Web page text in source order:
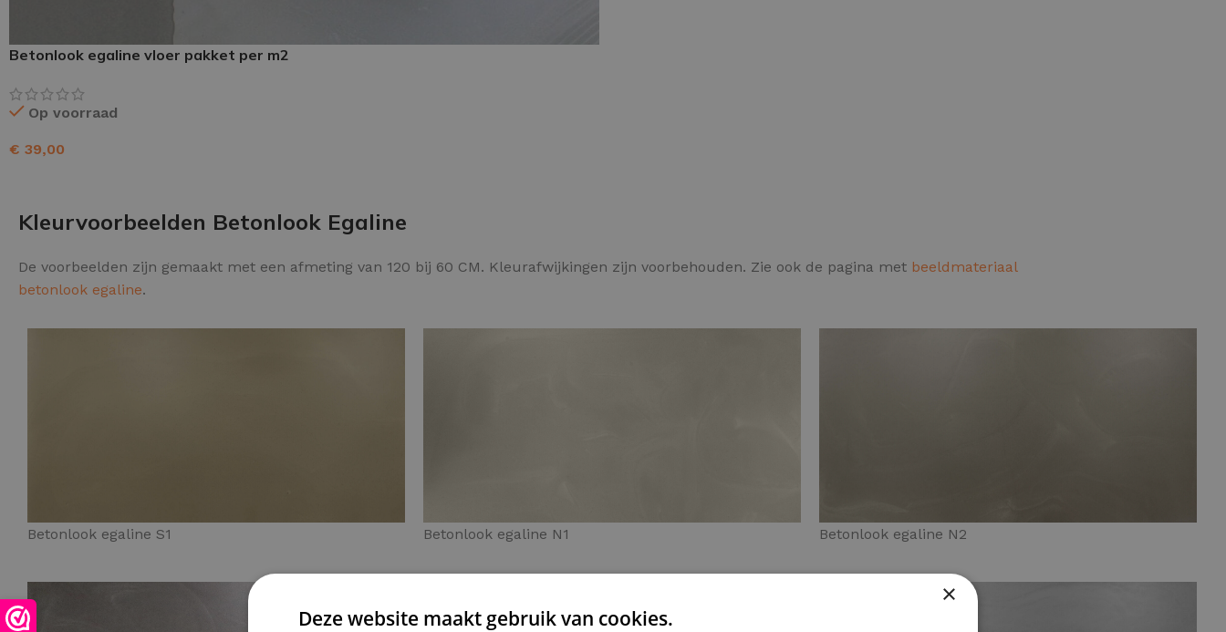
Betonlook egaline vloer pakket per m2
Op voorraad
€ 39,00
Kleurvoorbeelden Betonlook Egaline
De voorbeelden zijn gemaakt met een afmeting van 120 bij 60 CM. Kleurafwijkingen zijn voorbehouden. Zie ook de pagina met beeldmateriaal
betonlook egaline.
Betonlook egaline S1 Betonlook egaline N1 Betonlook egaline N2
×
Deze website maakt gebruik van cookies.